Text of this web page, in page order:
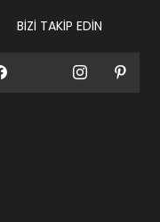
BİZİ TAKİP EDİN